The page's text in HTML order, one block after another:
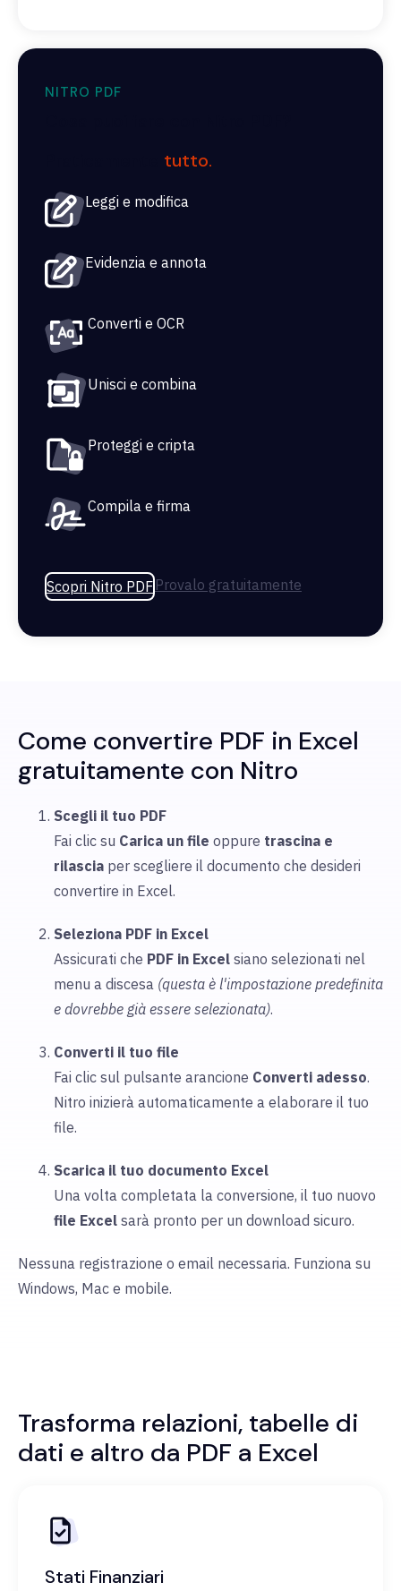
NITRO PDF
tutto.
Leggi e modifica
Evidenzia e annota
Converti e OCR
Unisci e combina
Proteggi e cripta
Compila e firma
Scopri Nitro PDF Provalo gratuitamente
Come convertire PDF in Excel
gratuitamente con Nitro
Scegli il tuo PDF
Fai clic su Carica un file oppure trascina e
rilascia per scegliere il documento che desideri
convertire in Excel.
Seleziona PDF in Excel
Assicurati che PDF in Excel siano selezionati nel
menu a discesa (questa è l'impostazione predefinita
e dovrebbe già essere selezionata).
Converti il tuo file
Fai clic sul pulsante arancione Converti adesso.
Nitro inizierà automaticamente a elaborare il tuo
file.
Scarica il tuo documento Excel
Una volta completata la conversione, il tuo nuovo
file Excel sarà pronto per un download sicuro.
Nessuna registrazione o email necessaria. Funziona su
Windows, Mac e mobile.
Trasforma relazioni, tabelle di
dati e altro da PDF a Excel
Stati Finanziari